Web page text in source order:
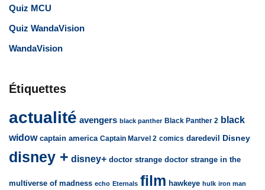
Quiz MCU
Quiz WandaVision
WandaVision
Étiquettes
actualité avengers black panther Black Panther 2 black
widow captain america Captain Marvel 2 comics daredevil Disney
disney + disney+ doctor strange doctor strange in the
multiverse of madness echo Eternals film hawkeye hulk iron man